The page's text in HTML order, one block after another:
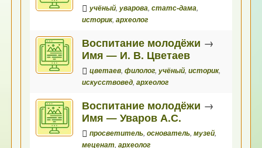
учёный,уварова,статс-дама,
историк,археолог
Воспитание молодёжи →
Имя — И. В. Цветаев
цветаев,филолог,учёный,историк,
искусствовед,археолог
Воспитание молодёжи →
Имя — Уваров А.С.
просветитель,основатель,музей,
меценат,археолог